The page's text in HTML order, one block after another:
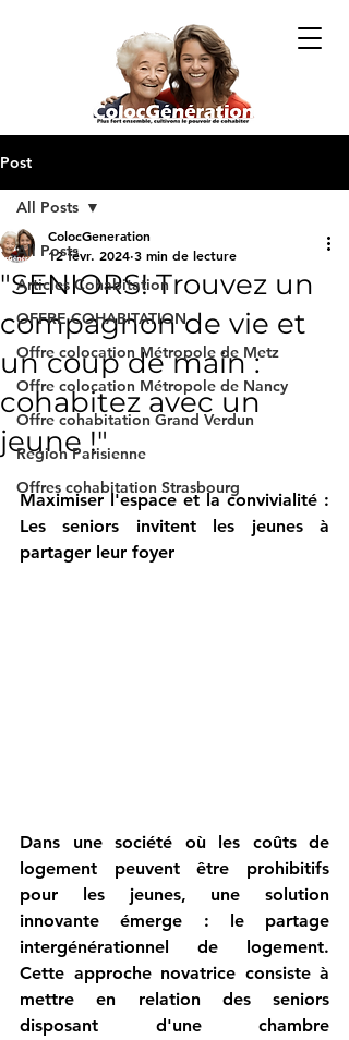
Post
All Posts
Articles Cohabitation
OFFRE COHABITATION
Offre colocation Métropole de Metz
Offre colocation Métropole de Nancy
Offre cohabitation Grand Verdun
Region Parisienne
Offres cohabitation Strasbourg
All Posts
"SENIORS! Trouvez un
compagnon de vie et
un coup de main :
cohabitez avec un
jeune !"
ColocGeneration
12 févr. 2024 3 min de lecture
Maximiser l'espace et la convivialité :
Les seniors invitent les jeunes à
partager leur foyer
Dans une société où les coûts de
logement peuvent être prohibitifs
pour les jeunes, une solution
innovante émerge : le partage
intergénérationnel de logement.
Cette approche novatrice consiste à
mettre en relation des seniors
disposant d'une chambre